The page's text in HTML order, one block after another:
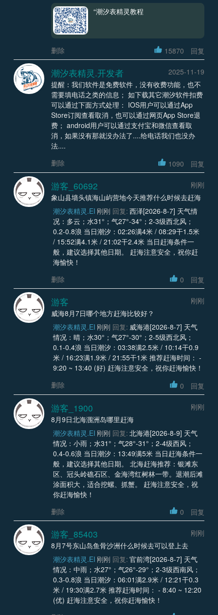
“潮汐表精灵教程
删除 15870 回复
潮汐表精灵.开发者
2025-11-19
提醒：我们软件是免费软件，没有收费功能，也不
需要填电话之类的信息； 如下载其它潮汐软件扣费
可以通过下面方式处理： IOS用户可以通过App
Store订阅查看取消，也可以通过网页App Store退
费； android用户可以通过支付宝和微信查看取
消，如果没有那就没办法了....给电话我们也没办
法....
删除
1090 回复
游客_60692
刚刚
象山县墙头镇海山屿营地今天推荐什么时候去赶海
潮汐表精灵.EI 刚刚 回复: 西泽[2026-8-7] 天气情
况：多云；水31°；气27°-34°；2-3级西北风；
0.2-0.8浪 当日潮汐：02:26满4米 / 08:29干1.5米
/ 15:52满4.1米 / 21:02干2.4米 当日赶海条件一
般，建议选择其他日期。 赶海注意安全，祝你赶
海愉快！
删除
0 回复
游客
刚刚
威海8月7日哪个地方赶海比较好？
潮汐表精灵.EI 刚刚 回复: 威海港[2026-8-7] 天气
情况：晴；水30°；气27°-30°；2-5级西北风；
0.1-0.4浪 当日潮汐：03:38满2.5米 / 10:14干0.9
米 / 16:23满1.9米 / 21:55干1米 推荐赶海时间： -
9:20 ~ 13:40 (好) 赶海注意安全，祝你赶海愉快！
删除
0 回复
游客_1900
刚刚
8月9日北海涠洲岛哪里赶海
潮汐表精灵.EI 刚刚 回复: 北海港[2026-8-9] 天气
情况：小雨；水31°；气28°-31°；2-4级西风；
0.4-0.6浪 当日潮汐：13:49满5米 当日赶海条件一
般，建议选择其他日期。 北海赶海推荐：银滩东
区、冠头岭礁石区、金海湾红树林一带。退潮后滩
涂面积大，适合挖螺、抓蟹。 赶海注意安全，祝
你赶海愉快！
删除
0 回复
游客_85403
刚刚
8月7号东山岛鱼骨沙洲什么时候去可以登上去
潮汐表精灵.EI 刚刚 回复: 官前湾[2026-8-7] 天气
情况：中雨；水27°；气26°-29°；2-3级西南风；
0.3-0.8浪 当日潮汐：06:01满2.9米 / 12:21干0.3
米 / 19:30满2.7米 推荐赶海时间： - 8:40 ~ 12:20
(优) 赶海注意安全，祝你赶海愉快！